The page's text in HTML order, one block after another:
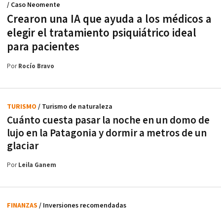
Crearon una IA que ayuda a los médicos a
elegir el tratamiento psiquiátrico ideal
para pacientes
/ Caso Neomente
PorRocío Bravo
Cuánto cuesta pasar la noche en un domo de
lujo en la Patagonia y dormir a metros de un
glaciar
TURISMO / Turismo de naturaleza
PorLeila Ganem
FINANZAS / Inversiones recomendadas